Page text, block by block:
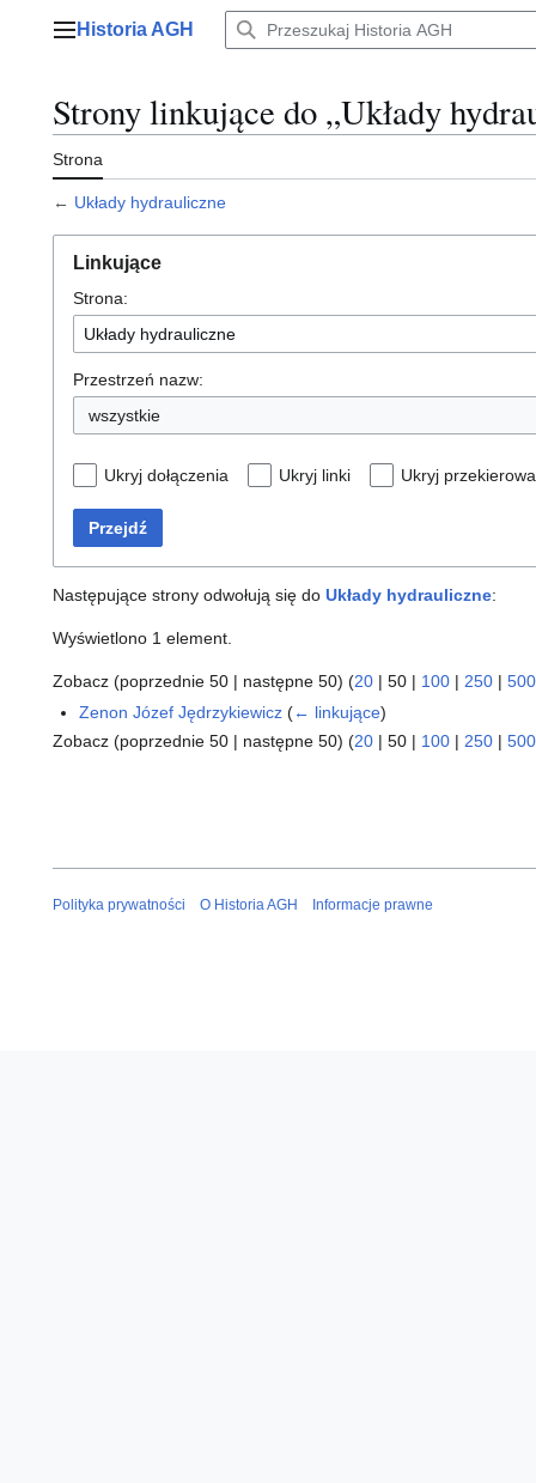
Menu główne
Historia AGH
Strony linkujące do „Układy
Strona
← Układy hydrauliczne
Linkujące
Strona:
Przestrzeń nazw:
wszystkie
Ukryj dołączenia Ukryj linki Ukryj
Przejdź
Następujące strony odwołują się do Układy hydrauliczne:
Wyświetlono 1 element.
Zobacz (poprzednie 50 | następne 50) (20 | 50 | 100 | 250 | 500
Zenon Józef Jędrzykiewicz (← linkujące)
Zobacz (poprzednie 50 | następne 50) (20 | 50 | 100 | 250 | 500
Polityka prywatności O Historia AGH Informacje prawne